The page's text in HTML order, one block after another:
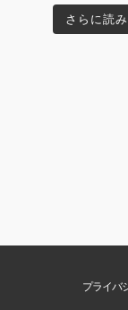
さらに読
プライバ